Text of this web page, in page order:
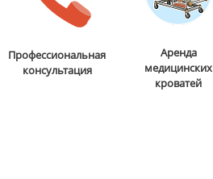
Профессиональная
консультация
Аренда
медицинских
кроватей